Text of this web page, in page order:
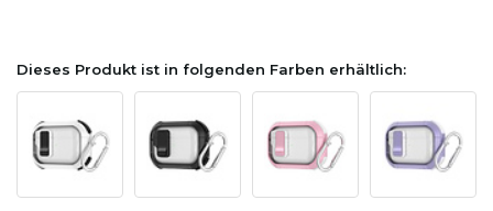
Dieses Produkt ist in folgenden Farben erhältlich: